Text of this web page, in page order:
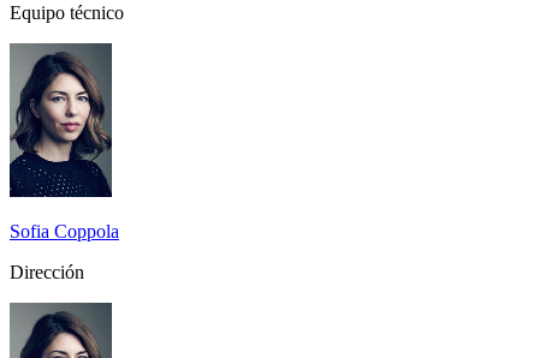
Equipo técnico
Sofia Coppola
Dirección